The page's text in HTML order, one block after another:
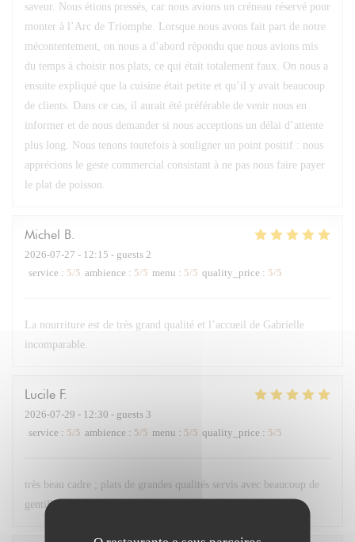
saveur. Nous étions pressés, car nous avions un créneau réservé pour
monter à l’Arc de Triomphe. Lorsque nous avons fait part de notre
mécontentement, on nous a d’abord répondu que nous avions mis
du temps à choisir nos plats, ce qui était totalement faux. On nous a
ensuite expliqué que la cuisine était petite et qu’il y avait beaucoup
de clients. Dans ce cas, il aurait été préférable de venir nous en
informer et de nous demander si nous acceptions un délai d’attente
plus long. Nous tenons toutefois à souligner un point positif : nous
apprécions le geste commercial consistant à ne pas nous faire payer
le plat de poisson.
Michel B
2026-07-27 - 12:15 - guests 2
service : 5/5 ambience : 5/5 menu : 5/5 quality_price : 5/5
La nourriture est de très grand qualité et l’accueil de Gabrielle
incomparable.
Lucile F
2026-07-29 - 12:30 - guests 3
service : 5/5 ambience : 5/5 menu : 5/5 quality_price : 5/5
très beau cadre ; plats de grandes qualités servis avec beaucoup de
gentillesse